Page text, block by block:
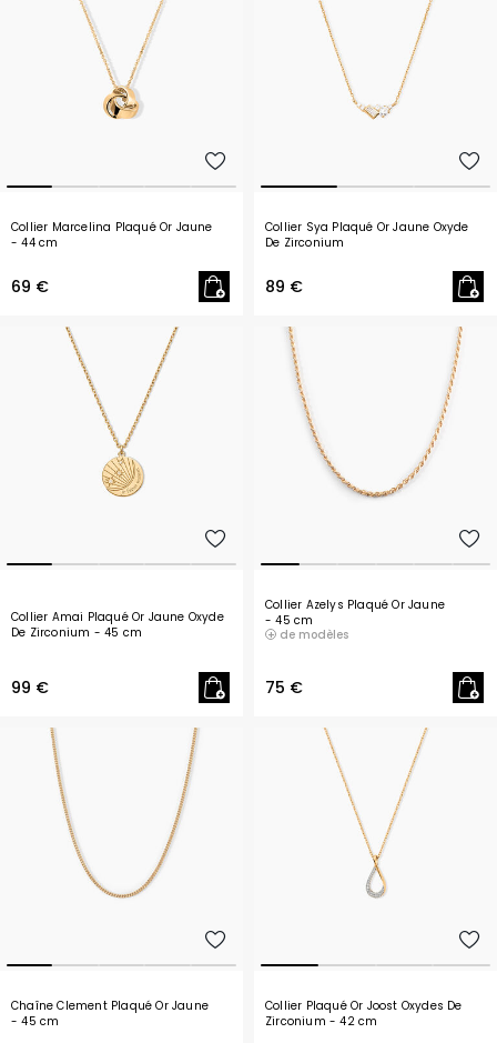
Collier Marcelina Plaqué Or Jaune
- 44 cm
69 €
Collier Sya Plaqué Or Jaune Oxyde
De Zirconium
89 €
Collier Amai Plaqué Or Jaune Oxyde
De Zirconium - 45 cm
99 €
Collier Azelys Plaqué Or Jaune
- 45 cm
de modèles
75 €
Chaîne Clement Plaqué Or Jaune
- 45 cm
Collier Plaqué Or Joost Oxydes De
Zirconium- 42 cm